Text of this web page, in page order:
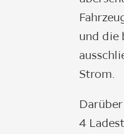
und die
Strom.
4